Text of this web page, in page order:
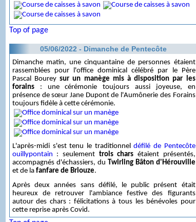
Top of page
05/06/2022 - Dimanche de Pentecôte
Dimanche matin, une cinquantaine de personnes étaient
rassemblées pour l'office dominical célébré par le Père
Pascal Boureysur un manège mis à disposition par les
forains: une cérémonie toujours aussi joyeuse, en
présence de sœur Jane Dupont de l'Aumônerie des Forains
toujours fidèle à cette cérémonie.
L'après-midi s'est tenu le traditionneldéfilé de Pentecôte
ouillypontain : seulement trois chars étaient présentés,
accompagnés d'échassiers, du Twirling Bâton d'Hérouville
et de la fanfare de Briouze.
Après deux années sans défilé, le public présent était
heureux de retrouver l'ambiance festive des figurants
autour des chars : félicitations à tous les bénévoles pour
cette reprise après Covid.